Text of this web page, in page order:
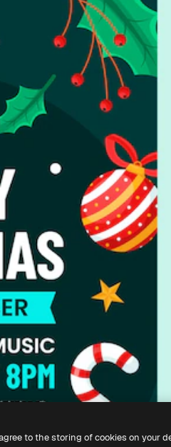
to the storing of cookies on your